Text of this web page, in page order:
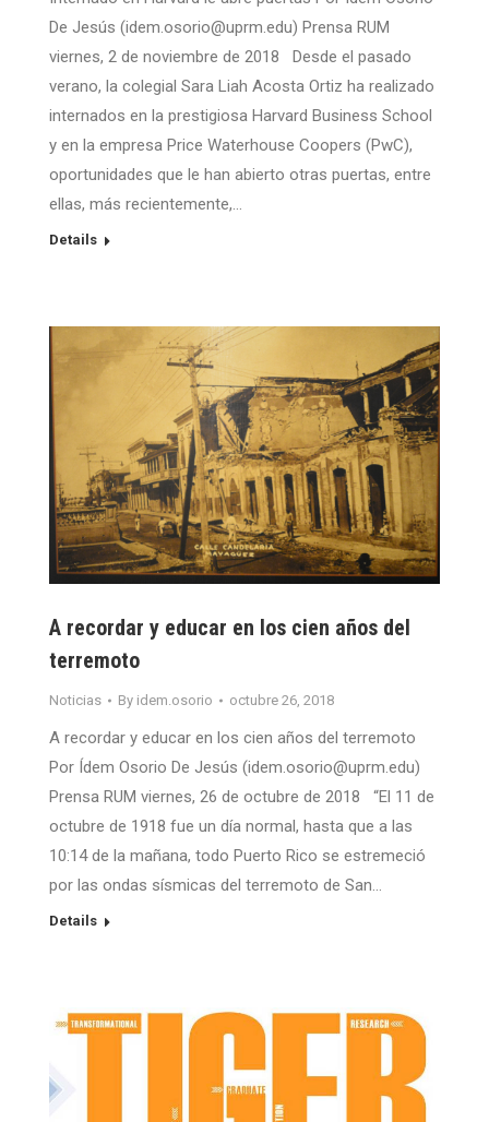
De Jesús (idem.osorio@uprm.edu) Prensa RUM
viernes, 2 de noviembre de 2018 Desde el pasado
verano, la colegial Sara Liah Acosta Ortiz ha realizado
internados en la prestigiosa Harvard Business School
y en la empresa Price Waterhouse Coopers (PwC),
oportunidades que le han abierto otras puertas, entre
ellas, más recientemente,…
Details
A recordar y educar en los cien años del
terremoto
Noticias By idem.osorio octubre 26, 2018
A recordar y educar en los cien años del terremoto
Por Ídem Osorio De Jesús (idem.osorio@uprm.edu)
Prensa RUM viernes, 26 de octubre de 2018 “El 11 de
octubre de 1918 fue un día normal, hasta que a las
10:14 de la mañana, todo Puerto Rico se estremeció
por las ondas sísmicas del terremoto de San…
Details